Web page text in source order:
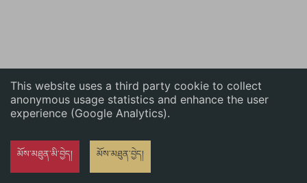
This website uses a third party cookie to collect
anonymous usage statistics and enhance the user
experience (Google Analytics).
མོས་མཐུན་མི་བྱེད། མོས་མཐུན་བྱེད།